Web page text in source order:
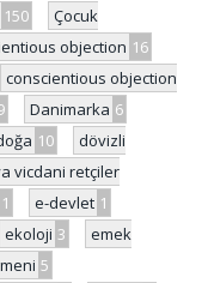
150
Çocuk
objection 16
conscientious objection
Danimarka 6
10
dövizli
vicdani retçiler
1 e-devlet 1
ekoloji 3
emek
5